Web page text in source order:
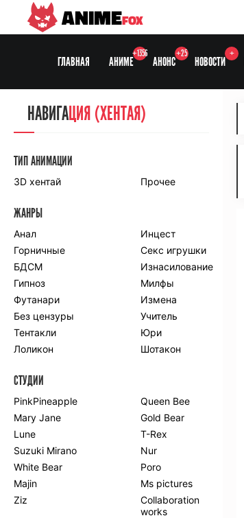
ANIMEFOX
ГЛАВНАЯ АНИМЕ
+1356
АНОНС
+25
НОВОСТИ
+
НАВИГАЦИЯ
СЕЗОНЫ
Anidub
Animedia
Kansai studio
Onibaku
Shiza project
ПО ЖАНРАМ
Комедия
Приключения
Романтика
Школа
Этти
Боевые
искусства
Гарем
Драма
Игры
Исторический
Магия
Фантастика
Фэнтези
Мистика
Попаданцы в
другой мир
Хентай
ПО ГОДУ
НАВИГАЦИЯ (ХЕНТАЯ)
ТИП АНИМАЦИИ
3D хентай Прочее
ЖАНРЫ
Анал
Инцест
Горничные
Секс игрушки
БДСМ
Изнасилование
Гипноз
Милфы
Футанари
Измена
Без цензуры
Учитель
Тентакли
Юри
Лоликон
Шотакон
СТУДИИ
PinkPineapple
Queen Bee
Mary Jane
Gold Bear
Lune
T-Rex
Suzuki Mirano
Nur
White Bear
Poro
Majin
Ms pictures
Ziz
Collaboration
works